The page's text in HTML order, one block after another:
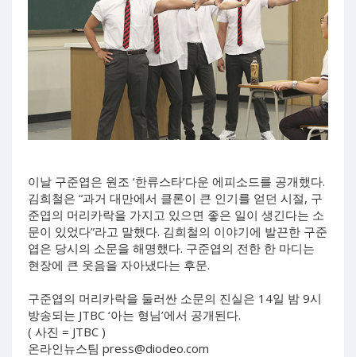
이날 구준엽은 원조 ‘한류스타’다운 에피소드를 공개했다.
김희철은 “과거 대만에서 클론이 큰 인기를 얻던 시절, 구
준엽의 머리카락을 가지고 있으면 좋은 일이 생긴다는 소
문이 있었다”라고 말했다. 김희철의 이야기에 발끈한 구준
엽은 당시의 소문을 해명했다. 구준엽의 전한 한 마디는
현장에 큰 웃음을 자아냈다는 후문.
구준엽의 머리카락을 둘러싼 소문의 진실은 14일 밤 9시
방송되는 JTBC ‘아는 형님’에서 공개된다.
( 사진 = JTBC )
온라인뉴스팀 press@diodeo.com